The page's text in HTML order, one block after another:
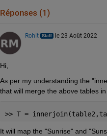
(1)
Rohit le 23 Août 2022
Hi,
As per my understanding the
that will merge the above tables
>> T =
It will map the "Sunrise" and